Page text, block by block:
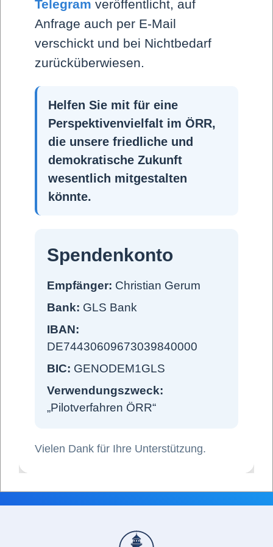
Wahrheit oder Pflicht
Hintergrund
Freie Presse
Impressum
Datenschutz
Telegram veröffentlicht, auf
Anfrage auch per E-Mail
verschickt und bei Nichtbedarf
zurücküberwiesen.
Helfen Sie mit für eine
Perspektivenvielfalt im ÖRR,
die unsere friedliche und
demokratische Zukunft
wesentlich mitgestalten
könnte.
Spendenkonto
Empfänger: Christian Gerum
Bank: GLS Bank
IBAN:
DE74430609673039840000
BIC: GENODEM1GLS
Verwendungszweck:
„Pilotverfahren ÖRR“
Vielen Dank für Ihre Unterstützung.